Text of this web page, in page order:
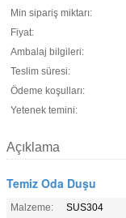
Min sipariş miktarı:
Fiyat:
Ambalaj bilgileri:
Teslim süresi:
Ödeme koşulları:
Yetenek temini:
Açıklama
Temiz Oda Duşu
Malzeme:
SUS304